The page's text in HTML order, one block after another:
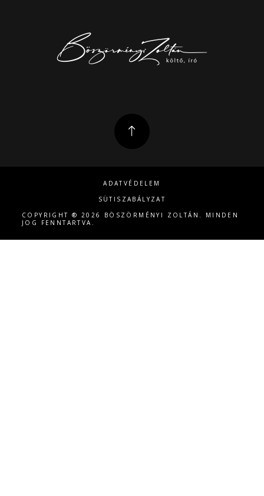
ADATVÉDELEM
SÜTISZABÁLYZAT
COPYRIGHT ® 2026 BÖSZÖRMÉNYI ZOLTÁN. MINDEN
JOG FENNTARTVA.